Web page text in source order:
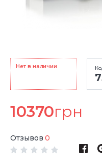
Нет в наличии
10370грн
Отзывов 0